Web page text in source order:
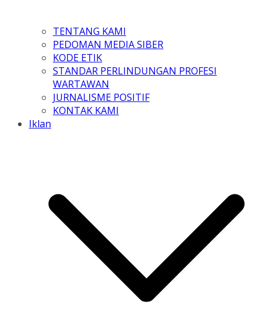
TENTANG KAMI
PEDOMAN MEDIA SIBER
KODE ETIK
STANDAR PERLINDUNGAN PROFESI
WARTAWAN
JURNALISME POSITIF
KONTAK KAMI
Iklan